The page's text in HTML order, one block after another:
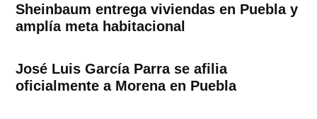
Sheinbaum entrega viviendas en Puebla y
amplía meta habitacional
José Luis García Parra se afilia
oficialmente a Morena en Puebla